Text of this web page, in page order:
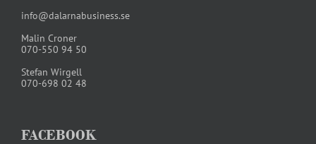
info@dalarnabusiness.se
Malin Croner
070-550 94 50
Stefan Wirgell
070-698 02 48
FACEBOOK